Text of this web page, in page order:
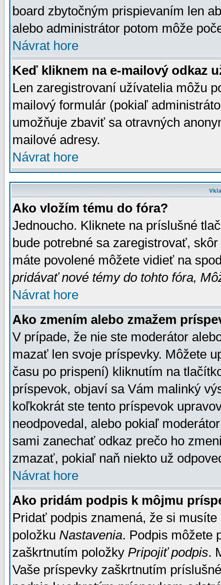
board zbytočným prispievaním len
alebo administrátor potom môže
Návrat hore
Keď kliknem na e-mailový odkaz
Len zaregistrovaní užívatelia môžu
mailový formulár (pokiaľ
umožňuje zbaviť sa otravných
mailové adresy.
Návrat hore
Ako vložím tému do fóra?
Jednoucho. Kliknete na príslušné
bude potrebné sa zaregistrovať,
máte povolené môžete vidieť na
pridávať nové témy do tohto fóra,
Návrat hore
Ako zmením alebo zmažem
V prípade, že nie ste moderátor
mazať len svoje príspevky. Môžete
času po prispení) kliknutím na
príspevok, objaví sa Vám malinký
koľkokrát ste tento príspevok
neodpovedal, alebo pokiaľ
sami zanechať odkaz prečo ho
zmazať, pokiaľ naň niekto už
Návrat hore
Ako pridám podpis k môjmu
Pridať podpis znamená, že si
položku Nastavenia. Podpis môžete
zaškrtnutím položky Pripojiť podpis.
Vaše príspevky zaškrtnutím